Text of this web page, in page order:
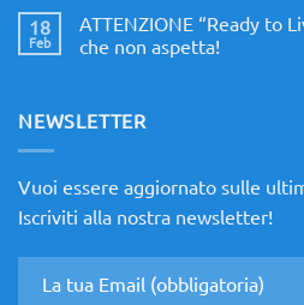
Riproduzioni
Design
D’Autore
18
Feb
ATTENZIONE “Ready to
che non aspetta!
ATTENZIONE
“Ready
di
Design
che
aspetta!
NEWSLETTER
Vuoi essere aggiornato sulle
Iscriviti alla nostra newsletter!